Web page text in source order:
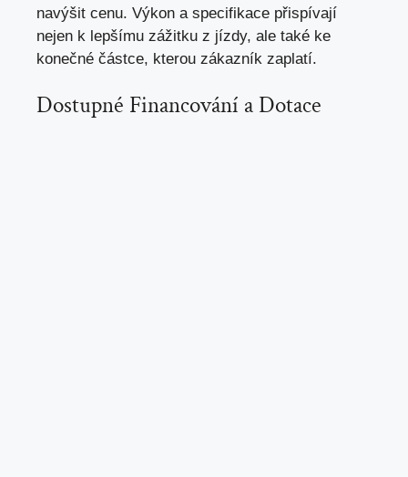
navýšit cenu. Výkon a specifikace přispívají
nejen k lepšímu zážitku z jízdy, ale také ke
konečné částce, kterou zákazník zaplatí.
Dostupné Financování a Dotace